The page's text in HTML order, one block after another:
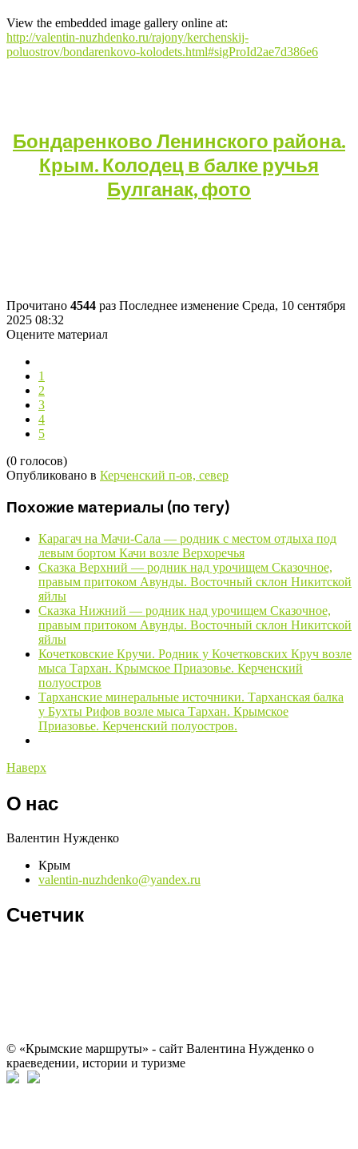
View the embedded image gallery online at:
http://valentin-nuzhdenko.ru/rajony/kerchenskij-
poluostrov/bondarenkovo-kolodets.html#sigProId2ae7d386e6
Бондаренково Ленинского района.
Крым. Колодец в балке ручья
Булганак, фото
Прочитано 4544 раз Последнее изменение Среда, 10 сентября
2025 08:32
Оцените материал
1
2
3
4
5
(0 голосов)
Опубликовано в Керченский п-ов, север
Похожие материалы (по тегу)
Карагач на Мачи-Сала — родник с местом отдыха под
левым бортом Качи возле Верхоречья
Сказка Верхний — родник над урочищем Сказочное,
правым притоком Авунды. Восточный склон Никитской
яйлы
Сказка Нижний — родник над урочищем Сказочное,
правым притоком Авунды. Восточный склон Никитской
яйлы
Кочетковские Кручи. Родник у Кочетковских Круч возле
мыса Тархан. Крымское Приазовье. Керченский
полуостров
Тарханские минеральные источники. Тарханская балка
у Бухты Рифов возле мыса Тархан. Крымское
Приазовье. Керченский полуостров.
Наверх
О нас
Валентин Нужденко
Крым
valentin-nuzhdenko@yandex.ru
Счетчик
© «Крымские маршруты» - сайт Валентина Нужденко о
краеведении, истории и туризме